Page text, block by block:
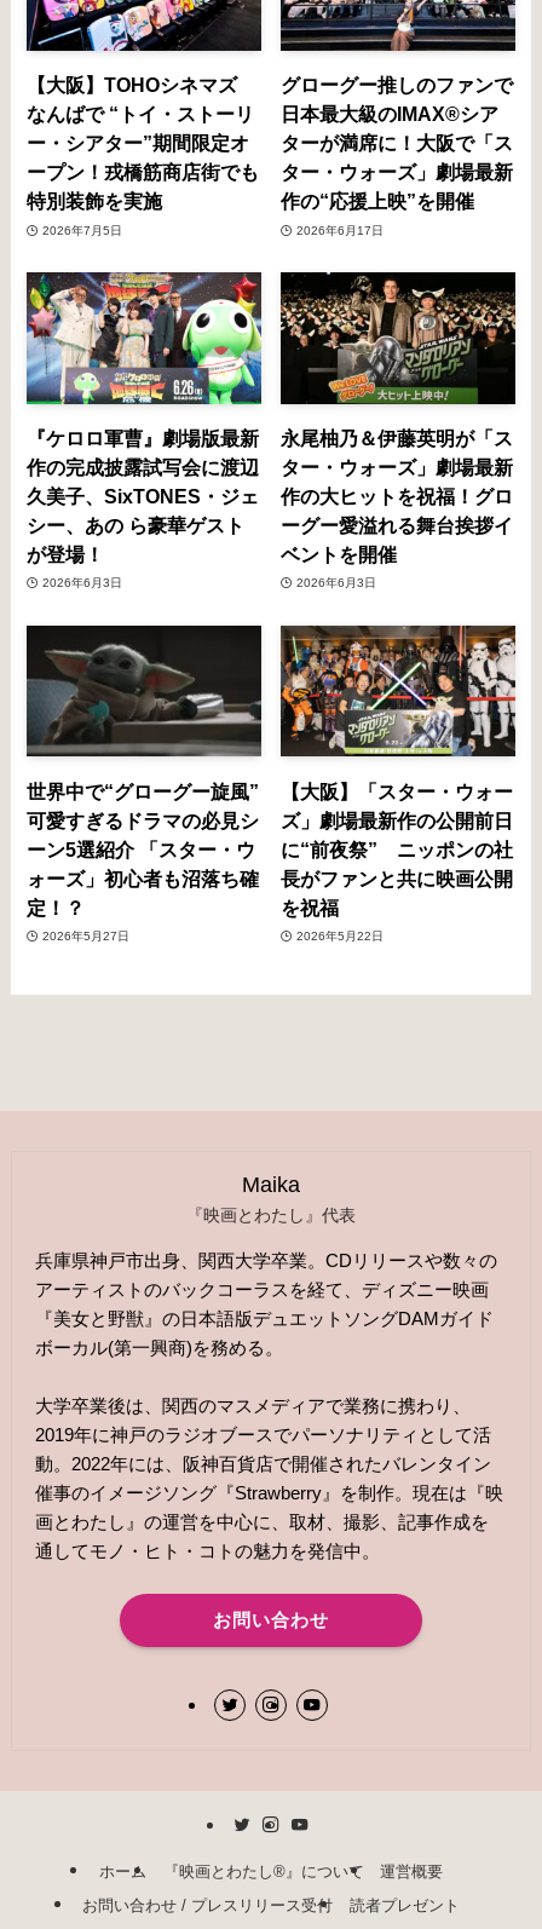
【大阪】TOHOシネマズ
なんばで “トイ・ストーリ
ー・シアター”期間限定オ
ープン！戎橋筋商店街でも
特別装飾を実施
2026年7月5日
グローグー推しのファンで
日本最大級のIMAX®シア
ターが満席に！大阪で「ス
ター・ウォーズ」劇場最新
作の“応援上映”を開催
2026年6月17日
『ケロロ軍曹』劇場版最新
作の完成披露試写会に渡辺
久美子、SixTONES・ジェ
シー、あの ら豪華ゲスト
が登場！
2026年6月3日
永尾柚乃＆伊藤英明が「ス
ター・ウォーズ」劇場最新
作の大ヒットを祝福！グロ
ーグー愛溢れる舞台挨拶イ
ベントを開催
2026年6月3日
世界中で“グローグー旋風”
可愛すぎるドラマの必見シ
ーン5選紹介 「スター・ウ
ォーズ」初心者も沼落ち確
定！？
2026年5月27日
【大阪】「スター・ウォー
ズ」劇場最新作の公開前日
に“前夜祭” ニッポンの社
長がファンと共に映画公開
を祝福
2026年5月22日
Maika
『映画とわたし』代表
兵庫県神戸市出身、関西大学卒業。CDリリースや数々の
アーティストのバックコーラスを経て、ディズニー映画
『美女と野獣』の日本語版デュエットソングDAMガイド
ボーカル(第一興商)を務める。
大学卒業後は、関西のマスメディアで業務に携わり、
2019年に神戸のラジオブースでパーソナリティとして活
動。2022年には、阪神百貨店で開催されたバレンタイン
催事のイメージソング『Strawberry』を制作。現在は『映
画とわたし』の運営を中心に、取材、撮影、記事作成を
通してモノ・ヒト・コトの魅力を発信中。
お問い合わせ
ホーム 『映画とわたし®︎』について
運営概要
お問い合わせ / プレスリリース受付
読者プレゼント